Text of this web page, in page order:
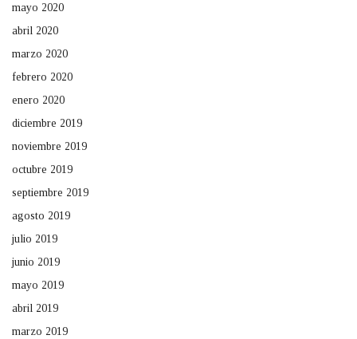
mayo 2020
abril 2020
marzo 2020
febrero 2020
enero 2020
diciembre 2019
noviembre 2019
octubre 2019
septiembre 2019
agosto 2019
julio 2019
junio 2019
mayo 2019
abril 2019
marzo 2019